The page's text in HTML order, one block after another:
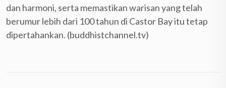
dan harmoni, serta memastikan warisan yang telah
berumur lebih dari 100 tahun di Castor Bay itu tetap
dipertahankan. (buddhistchannel.tv)